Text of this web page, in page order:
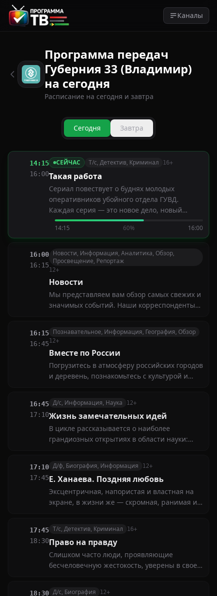
Каналы
Программа передач
Губерния 33 (Владимир)
на сегодня
Расписание на сегодня и завтра
Сегодня Завтра
14:15
16:00
СЕЙЧАС Т/с, Детектив, Криминал 16+
Такая работа
Сериал повествует о буднях молодых
оперативников убойного отдела ГУВД.
Каждая серия — это новое дело, новый
вызов и новая захватывающая история. Во
всём героям помогает настоящая дружба и
14:15 60% 16:00
16:00
16:15
Новости, Информация, Аналитика, Обзор,
Просвещение, Репортаж
12+
Новости
Мы представляем вам обзор самых свежих и
значимых событий. Наши корреспонденты
16:15
16:45
Познавательное, Информация, География, Обзор
12+
Вместе по России
Погрузитесь в атмосферу российских городов
и деревень, познакомьтесь с культурой и
себя новые маршруты для путешествий
16:45
17:10
Д/с, Информация, Наука 12+
Жизнь замечательных идей
В цикле рассказывается о наиболее
грандиозных открытиях в области науки:
силах организма; спорах вокруг закона
всемирного тяготения; гипотезах
происхождения Вселенной
17:10
17:45
Д/ф, Биография, Информация 12+
Е. Ханаева. Поздняя любовь
Эксцентричная, напористая и властная на
экране, в жизни же — скромная, ранимая и
ворона, аристократия — как только Евгению
Ханаеву не называли коллеги-актеры
17:45
18:30
Т/с, Детектив, Криминал 16+
Право на правду
Слишком часто люди, проявляющие
бесчеловечную жестокость, уверены в своей
18:30 Д/с, Биография 12+